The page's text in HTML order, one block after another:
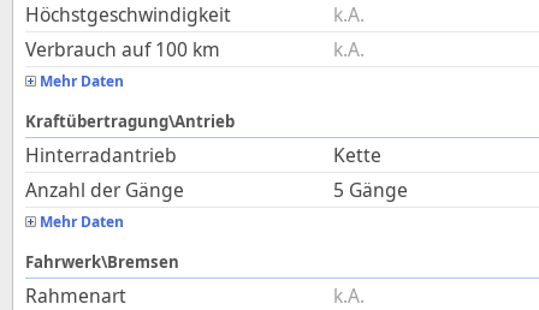
Höchstgeschwindigkeit
k.A.
Verbrauch auf 100 km
k.A.
Mehr Daten
Kraftübertragung\Antrieb
Hinterradantrieb
Kette
Anzahl der Gänge
5 Gänge
Mehr Daten
Fahrwerk\Bremsen
Rahmenart
k.A.